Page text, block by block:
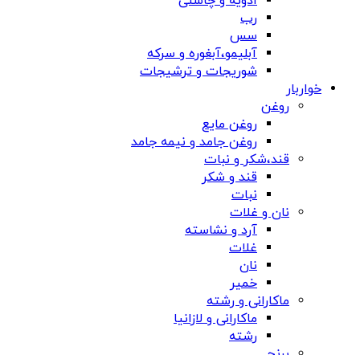
رب
سس
آبلیمو،آبغوره و سرکه
شوریجات و ترشیجات
خواربار
روغن
روغن مایع
روغن جامد و نیمه جامد
قند،شکر و نبات
قند و شکر
نبات
نان و غلات
آرد و نشاسته
غلات
نان
خمیر
ماکارانی و رشته
ماکارانی و لازانیا
رشته